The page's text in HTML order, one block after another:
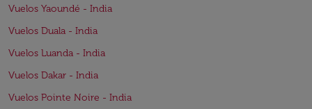
Vuelos Yaoundé - India
Vuelos Duala - India
Vuelos Luanda - India
Vuelos Dakar - India
Vuelos Pointe Noire - India